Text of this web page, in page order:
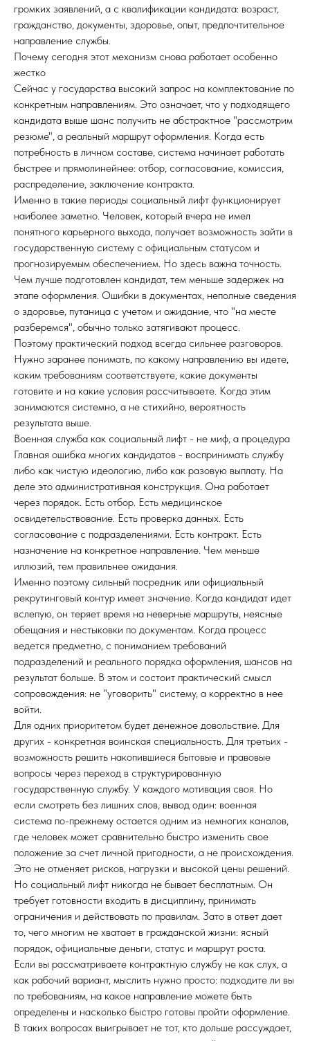
громких заявлений, а с квалификации кандидата: возраст,
гражданство, документы, здоровье, опыт, предпочтительное
направление службы.
Почему сегодня этот механизм снова работает особенно
жестко
Сейчас у государства высокий запрос на комплектование по
конкретным направлениям. Это означает, что у подходящего
кандидата выше шанс получить не абстрактное "рассмотрим
резюме", а реальный маршрут оформления. Когда есть
потребность в личном составе, система начинает работать
быстрее и прямолинейнее: отбор, согласование, комиссия,
распределение, заключение контракта.
Именно в такие периоды социальный лифт функционирует
наиболее заметно. Человек, который вчера не имел
понятного карьерного выхода, получает возможность зайти в
государственную систему с официальным статусом и
прогнозируемым обеспечением. Но здесь важна точность.
Чем лучше подготовлен кандидат, тем меньше задержек на
этапе оформления. Ошибки в документах, неполные сведения
о здоровье, путаница с учетом и ожидание, что "на месте
разберемся", обычно только затягивают процесс.
Поэтому практический подход всегда сильнее разговоров.
Нужно заранее понимать, по какому направлению вы идете,
каким требованиям соответствуете, какие документы
готовите и на какие условия рассчитываете. Когда этим
занимаются системно, а не стихийно, вероятность
результата выше.
Военная служба как социальный лифт - не миф, а процедура
Главная ошибка многих кандидатов - воспринимать службу
либо как чистую идеологию, либо как разовую выплату. На
деле это административная конструкция. Она работает
через порядок. Есть отбор. Есть медицинское
освидетельствование. Есть проверка данных. Есть
согласование с подразделениями. Есть контракт. Есть
назначение на конкретное направление. Чем меньше
иллюзий, тем правильнее ожидания.
Именно поэтому сильный посредник или официальный
рекрутинговый контур имеет значение. Когда кандидат идет
вслепую, он теряет время на неверные маршруты, неясные
обещания и нестыковки по документам. Когда процесс
ведется предметно, с пониманием требований
подразделений и реального порядка оформления, шансов на
результат больше. В этом и состоит практический смысл
сопровождения: не "уговорить" систему, а корректно в нее
войти.
Для одних приоритетом будет денежное довольствие. Для
других - конкретная воинская специальность. Для третьих -
возможность решить накопившиеся бытовые и правовые
вопросы через переход в структурированную
государственную службу. У каждого мотивация своя. Но
если смотреть без лишних слов, вывод один: военная
система по-прежнему остается одним из немногих каналов,
где человек может сравнительно быстро изменить свое
положение за счет личной пригодности, а не происхождения.
Это не отменяет рисков, нагрузки и высокой цены решений.
Но социальный лифт никогда не бывает бесплатным. Он
требует готовности входить в дисциплину, принимать
ограничения и действовать по правилам. Зато в ответ дает
то, чего многим не хватает в гражданской жизни: ясный
порядок, официальные деньги, статус и маршрут роста.
Если вы рассматриваете контрактную службу не как слух, а
как рабочий вариант, мыслить нужно просто: подходите ли вы
по требованиям, на какое направление можете быть
определены и насколько быстро готовы пройти оформление.
В таких вопросах выигрывает не тот, кто дольше рассуждает,